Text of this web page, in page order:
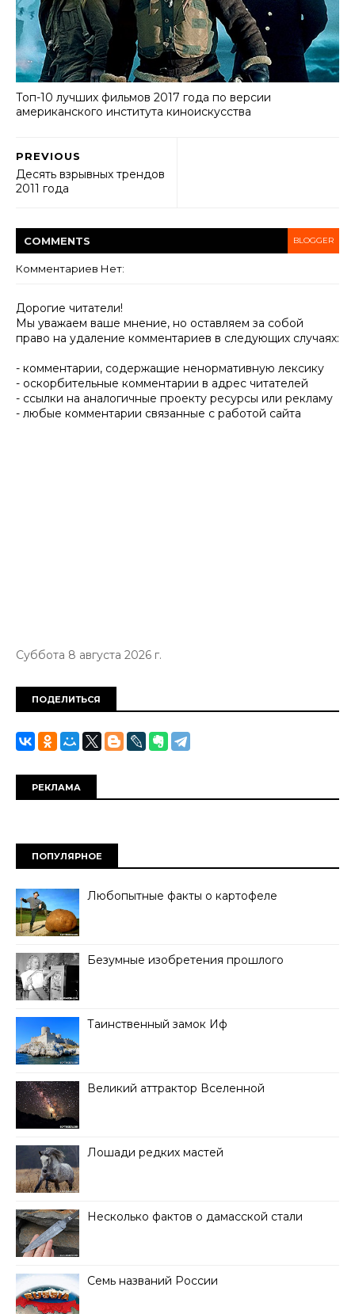
Топ-10 лучших фильмов 2017 года по версии
американского института киноискусства
PREVIOUS
Десять взрывных трендов
2011 года
COMMENTS BLOGGER
Комментариев Нет:
Дорогие читатели!
Мы уважаем ваше мнение, но оставляем за собой
право на удаление комментариев в следующих случаях:
- комментарии, содержащие ненормативную лексику
- оскорбительные комментарии в адрес читателей
- ссылки на аналогичные проекту ресурсы или рекламу
- любые комментарии связанные с работой сайта
Суббота 8 августа 2026 г.
ПОДЕЛИТЬСЯ
РЕКЛАМА
ПОПУЛЯРНОЕ
Любопытные факты о картофеле
Безумные изобретения прошлого
Таинственный замок Иф
Великий аттрактор Вселенной
Лошади редких мастей
Несколько фактов о дамасской стали
Семь названий России